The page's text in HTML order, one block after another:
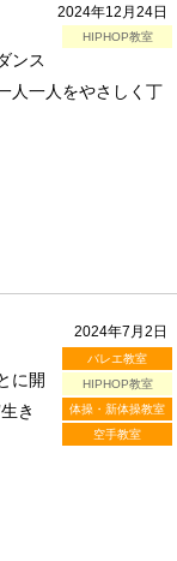
2024年12月24日
HIPHOP教室
ンス
人一人をやさしく丁
2024年7月2日
バレエ教室
HIPHOP教室
体操・新体操教室
空手教室
に開
き